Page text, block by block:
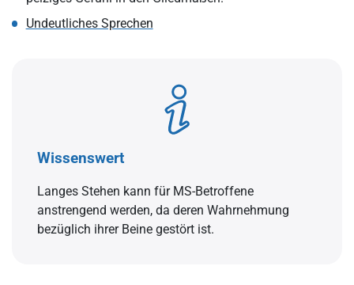
Undeutliches Sprechen
Wissenswert
Langes Stehen kann für MS-Betroffene
anstrengend werden, da deren Wahrnehmung
bezüglich ihrer Beine gestört ist.